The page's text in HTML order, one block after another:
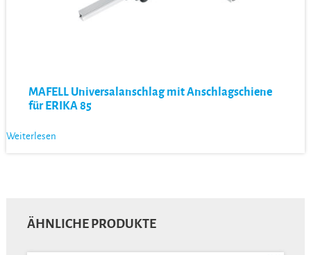
MAFELL Universalanschlag mit Anschlagschiene
für ERIKA 85
Weiterlesen
ÄHNLICHE PRODUKTE